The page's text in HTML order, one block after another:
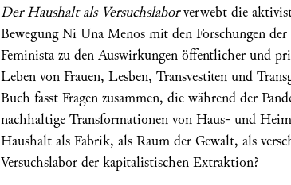
Der Haushalt als Versuchslaborverwebt die
Bewegung Ni Una Menos mit den Forschungen
Feminista zu den Auswirkungen öffentlicher und
Leben von Frauen, Lesben, Transvestiten und
Buch fasst Fragen zusammen, die während der
nachhaltige Transformationen von Haus- und
Haushalt als Fabrik, als Raum der Gewalt, als
Versuchslabor der kapitalistischen Extraktion?